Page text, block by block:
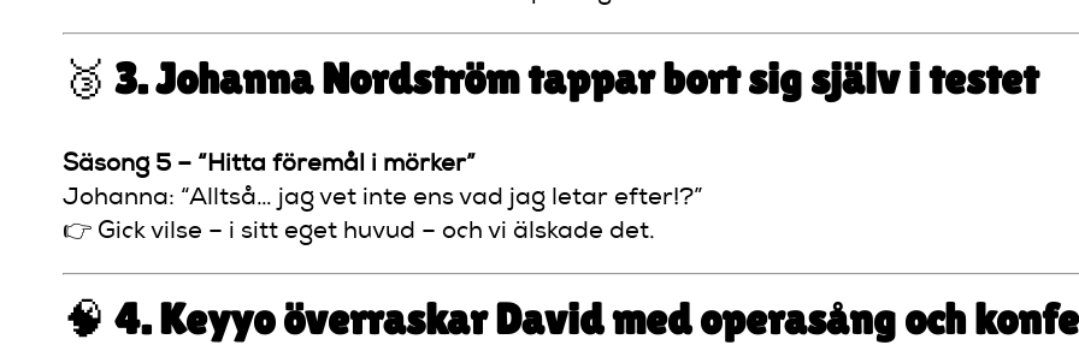
🥉 3. Johanna Nordström tappar bort sig själv i testet
Säsong 5 – “Hitta föremål i mörker”
Johanna: “Alltså… jag vet inte ens vad jag letar efter!?”
👉 Gick vilse – i sitt eget huvud – och vi älskade det.
🧠 4. Keyyo överraskar David med operasång och